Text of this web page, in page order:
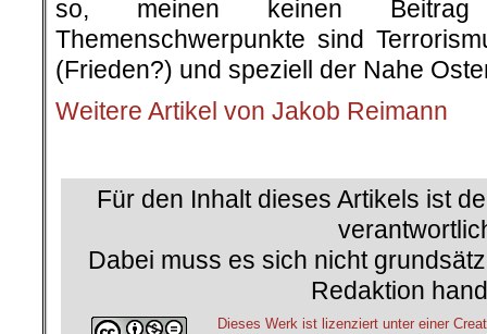
so, meinen keinen
Themenschwerpunkte sind
(Frieden?) und speziell der Nahe
Weitere Artikel von Jakob Reimann
Für den Inhalt dieses Artikels ist
Dabei muss es sich nicht
Redaktion
Dieses Werk ist lizenziert unter einer